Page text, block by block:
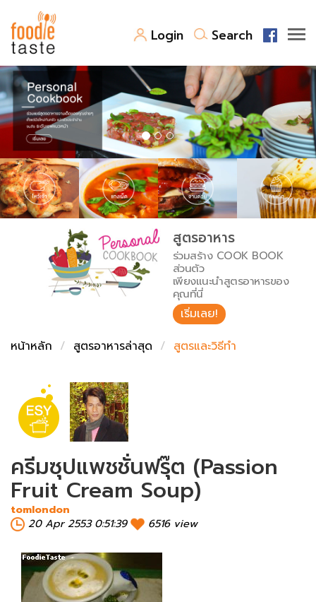
Login Search
สูตรอาหาร
สูตรอาหารล่าสุด
Top Foodie
พาไปชิม
สารพันก้นครัว
เคล็ดลับน่ารู้
เปรียบเทียบหน่วยการตวง
เปรียบเทียบอุณหภูมิ
เปรียบเทียบน้ำหนักวัตถุดิบ
FoodPedia
สร้าง Cookbook
สูตรอาหาร
ร่วมสร้าง COOK BOOK
ส่วนตัว
เพียงแนะนำสูตรอาหารของ
คุณที่นี่
เริ่มเลย!
หน้าหลัก
สูตรอาหารล่าสุด สูตรและวิธีทำ
ครีมซุปแพชชั่นฟรุ๊ต (Passion
Fruit Cream Soup)
tomlondon
20 Apr 2553 0:51:39
6516 view